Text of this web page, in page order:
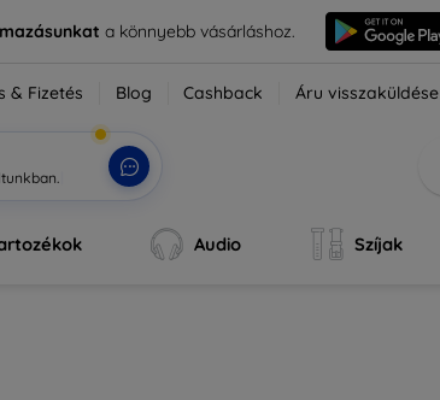
a könnyebb vásárláshoz.
& Fizetés Blog Cashback Áru visszaküldése
Audio Szíjak